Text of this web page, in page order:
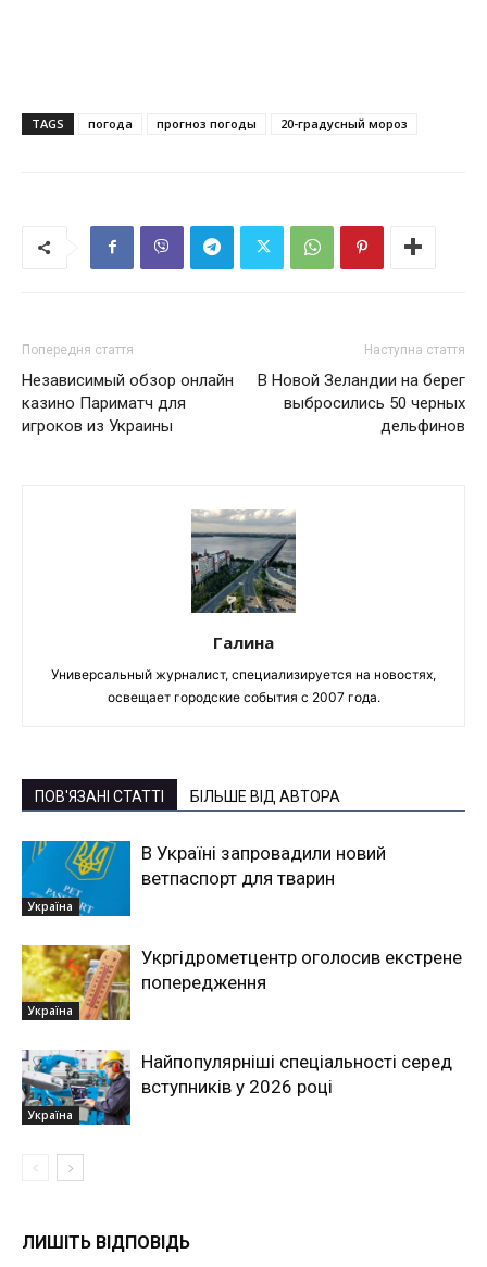
TAGS погода прогноз погоды 20-градусный мороз
Попередня стаття
Независимый обзор онлайн
казино Париматч для
игроков из Украины
Наступна стаття
В Новой Зеландии на берег
выбросились 50 черных
дельфинов
Галина
Универсальный журналист, специализируется на новостях,
освещает городские события с 2007 года.
ПОВ'ЯЗАНІ СТАТТІ БІЛЬШЕ ВІД АВТОРА
Україна
В Україні запровадили новий
ветпаспорт для тварин
Україна
Укргідрометцентр оголосив екстрене
попередження
Україна
Найпопулярніші спеціальності серед
вступників у 2026 році
ЛИШІТЬ ВІДПОВІДЬ